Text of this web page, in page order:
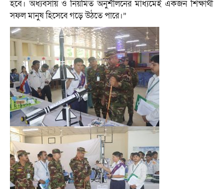
হবে। অধ্যবসায় ও নিয়মিত অনুশীলনের মাধ্যমেই একজন শিক্ষার্থী
সফল মানুষ হিসেবে গড়ে উঠতে পারে।”